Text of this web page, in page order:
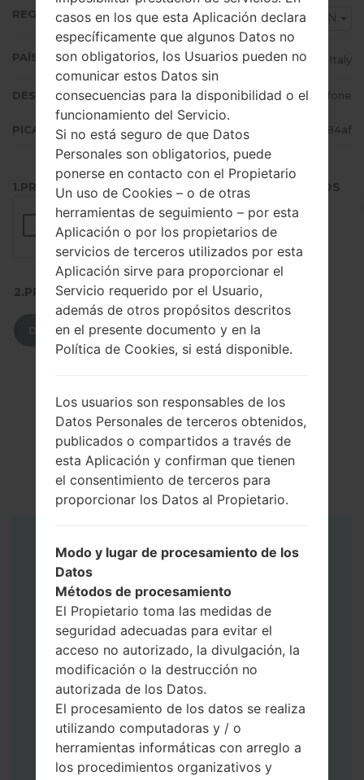
REGIÓN OMN
PAÍS (UN/EL PAÍS) Italy
DESCRIPCIÓN Vodafone
PICADILLO bd59c7b7138b94ad854f5fd3b85a84af
1.PRESIONE EL BOTÓN PARA CARGAR LOS ARCHIVOS
2.PRESIONE PARA DESCARGAR
DESCARGAR
Instrucciones
casos en los que esta Aplicación declara
específicamente que algunos Datos no
son obligatorios, los Usuarios pueden no
comunicar estos Datos sin
consecuencias para la disponibilidad o el
funcionamiento del Servicio.
Si no está seguro de que Datos
Personales son obligatorios, puede
ponerse en contacto con el Propietario
Un uso de Cookies – o de otras
herramientas de seguimiento – por esta
Aplicación o por los propietarios de
servicios de terceros utilizados por esta
Aplicación sirve para proporcionar el
Servicio requerido por el Usuario,
además de otros propósitos descritos
en el presente documento y en la
Política de Cookies, si está disponible.
Los usuarios son responsables de los
Datos Personales de terceros obtenidos,
publicados o compartidos a través de
esta Aplicación y confirman que tienen
el consentimiento de terceros para
proporcionar los Datos al Propietario.
Modo y lugar de procesamiento de los
Datos
Métodos de procesamiento
El Propietario toma las medidas de
seguridad adecuadas para evitar el
acceso no autorizado, la divulgación, la
modificación o la destrucción no
autorizada de los Datos.
El procesamiento de los datos se realiza
utilizando computadoras y / o
herramientas informáticas con arreglo a
los procedimientos organizativos y